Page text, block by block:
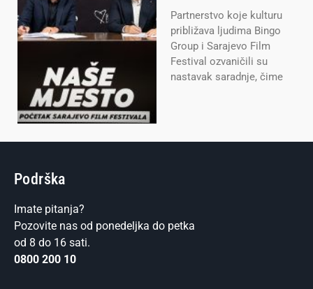
Partnerstvo koje kulturu
približava ljudima Bingo
Group i Sarajevo Film
Festival ozvaničili su
nastavak saradnje, čime
Podrška
Imate pitanja?
Pozovite nas od ponedeljka do petka
od 8 do 16 sati.
0800 200 10